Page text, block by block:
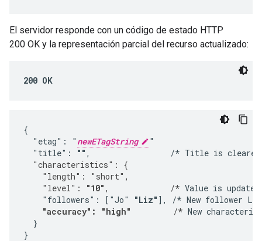
El servidor responde con un código de estado HTTP
200 OK y la representación parcial del recurso actualizado:
200 OK
{
  "etag": "
newETagString
"
  "title":
"" ,                 /* Title is cleared;
  "characteristics": {
    "length": "short",
    "level":
"10" ,             /* Value is
    "followers": ["Jo"
"Liz" ], /* New follower
"accuracy": "high"
         /*
New
  }
}